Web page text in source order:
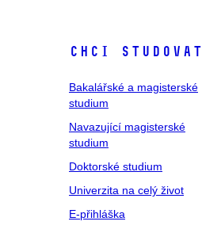
Chci studovat
Bakalářské a magisterské
studium
Navazující magisterské
studium
Doktorské studium
Univerzita na celý život
E-přihláška